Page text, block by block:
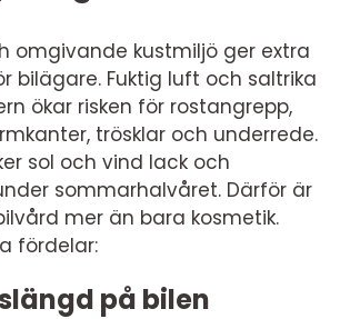
omgivande kustmiljö ger extra
bilägare. Fuktig luft och saltrika
ökar risken för rostangrepp,
trösklar och underrede.
sol och vind lack och
sommarhalvåret. Därför är
mer än bara kosmetik.
fördelar:
på bilen